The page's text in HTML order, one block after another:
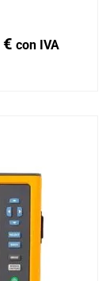
€ con IVA